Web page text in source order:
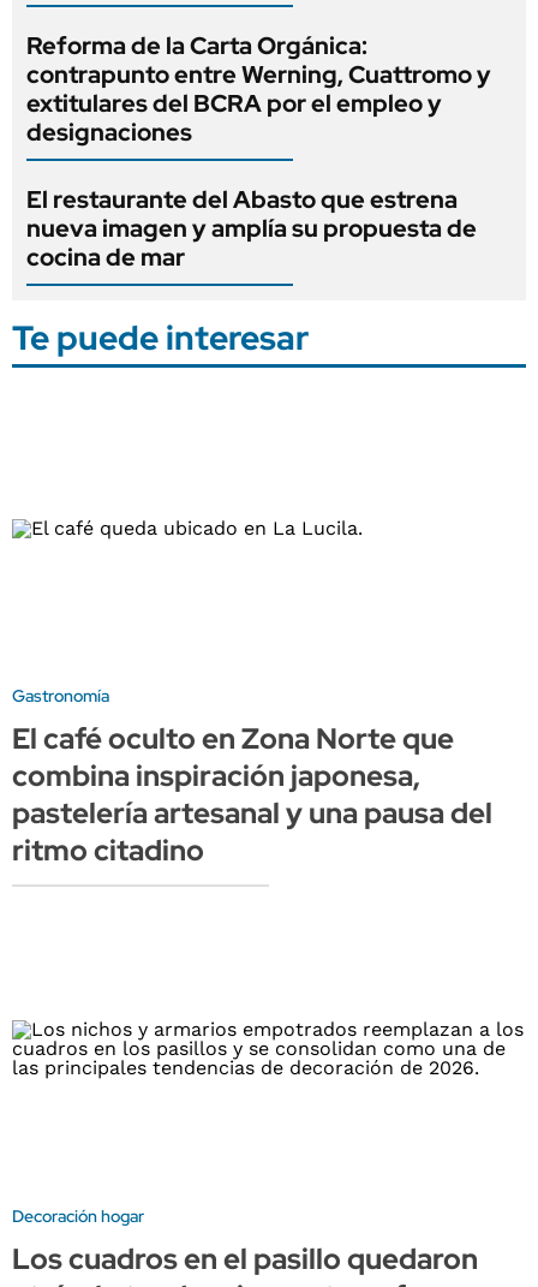
Reforma de la Carta Orgánica:
contrapunto entre Werning, Cuattromo y
extitulares del BCRA por el empleo y
designaciones
El restaurante del Abasto que estrena
nueva imagen y amplía su propuesta de
cocina de mar
Te puede interesar
Gastronomía
El café oculto en Zona Norte que
combina inspiración japonesa,
pastelería artesanal y una pausa del
ritmo citadino
Decoración hogar
Los cuadros en el pasillo quedaron